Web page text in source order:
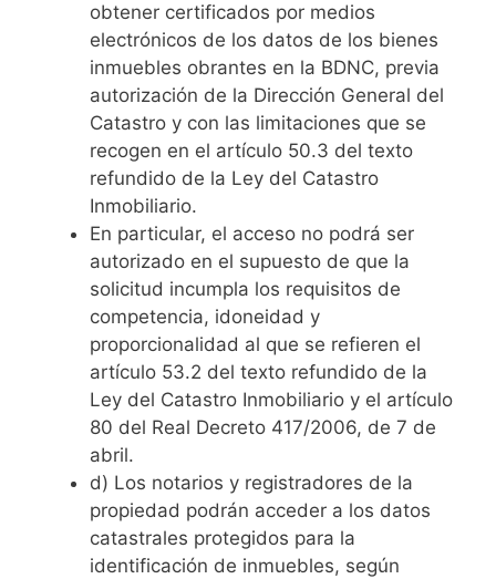
obtener certificados por medios
electrónicos de los datos de los bienes
inmuebles obrantes en la BDNC, previa
autorización de la Dirección General del
Catastro y con las limitaciones que se
recogen en el artículo 50.3 del texto
refundido de la Ley del Catastro
Inmobiliario.
En particular, el acceso no podrá ser
autorizado en el supuesto de que la
solicitud incumpla los requisitos de
competencia, idoneidad y
proporcionalidad al que se refieren el
artículo 53.2 del texto refundido de la
Ley del Catastro Inmobiliario y el artículo
80 del Real Decreto 417/2006, de 7 de
abril.
d) Los notarios y registradores de la
propiedad podrán acceder a los datos
catastrales protegidos para la
identificación de inmuebles, según